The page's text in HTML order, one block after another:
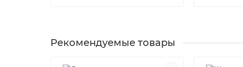
Рекомендуемые товары